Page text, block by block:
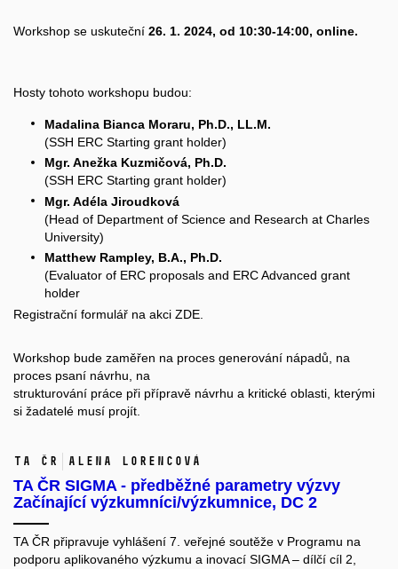
Workshop se uskuteční 26. 1. 2024, od 10:30-14:00, online.
Hosty tohoto workshopu budou:
Madalina Bianca Moraru, Ph.D., LL.M.
(SSH ERC Starting grant holder)
Mgr. Anežka Kuzmičová, Ph.D.
(SSH ERC Starting grant holder)
Mgr. Adéla Jiroudková
(Head of Department of Science and Research at Charles
University)
Matthew Rampley, B.A., Ph.D.
(Evaluator of ERC proposals and ERC Advanced grant
holder
Registrační formulář na akci ZDE
Workshop bude zaměřen na proces generování nápadů, na
proces psaní návrhu, na
strukturování práce při přípravě návrhu a kritické oblasti, kterými
si žadatelé musí projít.
TA ČR Alena Lorencová
TA ČR SIGMA - předběžné parametry výzvy
Začínající výzkumníci/výzkumnice, DC 2
TA ČR připravuje vyhlášení 7. veřejné soutěže v Programu na
podporu aplikovaného výzkumu a inovací SIGMA – dílčí cíl 2,